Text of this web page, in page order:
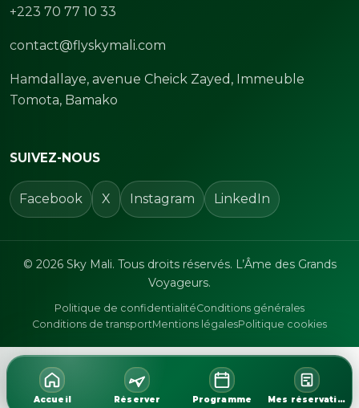
+223 70 77 10 33
contact@flyskymali.com
Hamdallaye, avenue Cheick Zayed, Immeuble
Tomota, Bamako
SUIVEZ-NOUS
Facebook X Instagram LinkedIn
© 2026 Sky Mali. Tous droits réservés. L’Âme des Grands
Voyageurs.
Politique de confidentialitéConditions générales
Conditions de transportMentions légalesPolitique cookies
Accueil Réserver Programme Mes réservations